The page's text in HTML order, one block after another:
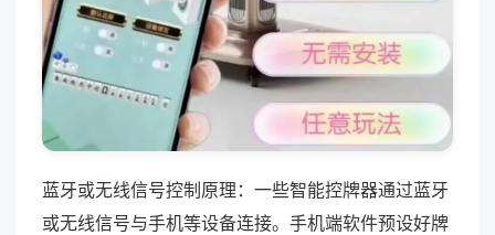
蓝牙或无线信号控制原理：一些智能控牌器通过蓝牙
或无线信号与手机等设备连接。手机端软件预设好牌